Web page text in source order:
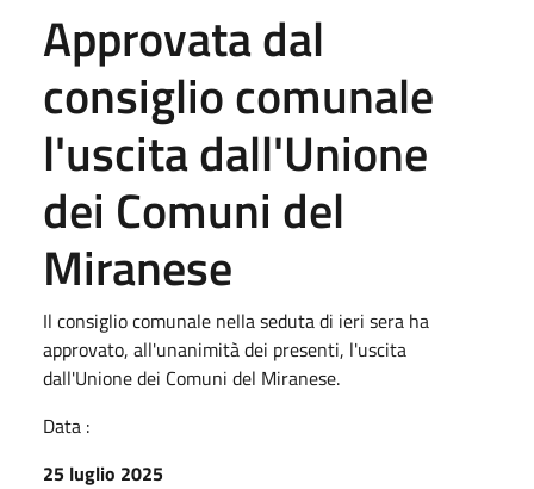
Approvata dal
consiglio comunale
l'uscita dall'Unione
dei Comuni del
Miranese
Il consiglio comunale nella seduta di ieri sera ha
approvato, all'unanimità dei presenti, l'uscita
dall'Unione dei Comuni del Miranese.
Data :
25 luglio 2025